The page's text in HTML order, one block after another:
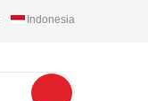
Indonesia